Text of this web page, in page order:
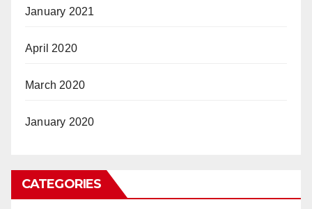
January 2021
April 2020
March 2020
January 2020
CATEGORIES